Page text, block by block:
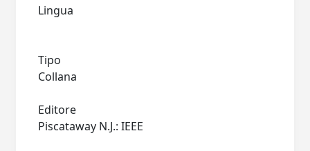
Lingua
Tipo
Collana
Editore